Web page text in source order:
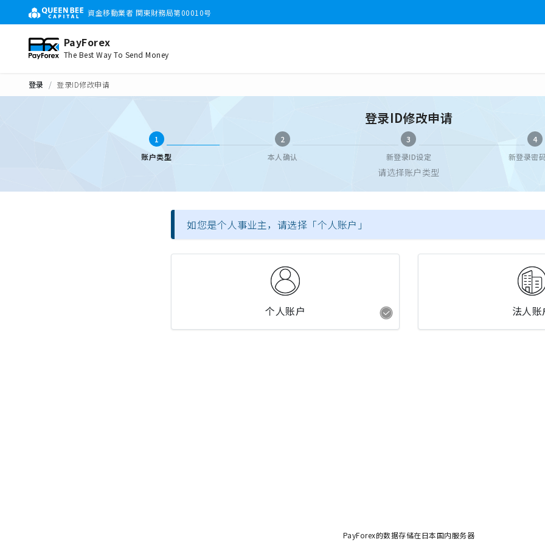
資金移動業者 関東財務局第00010号
PayForex
The Best Way To Send Money
登录 登录ID修改申请
登录ID修改申请
1
账户类型
2
本人确认
3
新登录ID设定
4
新登录密
请选择账户类型
如您是个人事业主，请选择「个人账户」
个人账户 法人账
PayForex的数据存储在日本国内服务器